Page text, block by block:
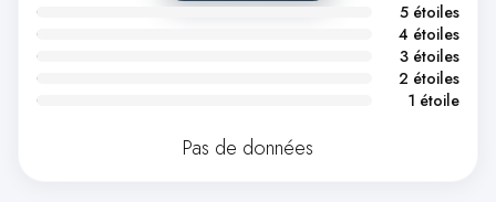
5 étoiles
4 étoiles
3 étoiles
2 étoiles
1 étoile
Pas de données